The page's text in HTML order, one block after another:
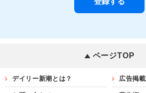
ページTOP
デイリー新潮とは？ 広告掲載